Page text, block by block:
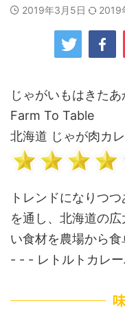
2019年3月5日 2019
じゃがいもはきたあ
Farm To Table
北海道 じゃが肉カ
トレンドになりつ
を通し、北海道の
い食材を農場から食
- - - レトルトカレー